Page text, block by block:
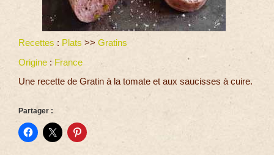
Recettes : Plats >> Gratins
Origine : France
Une recette de Gratin à la tomate et aux saucisses à cuire.
Partager :